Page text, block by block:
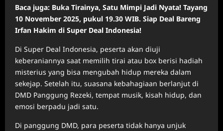
Baca juga: Buka Tirainya, Satu Mimpi Jadi Nyata! Tayang
10 November 2025, pukul 19.30 WIB. Siap Deal Bareng
Irfan Hakim di Super Deal Indonesia!
Di Super Deal Indonesia, peserta akan diuji
keberaniannya saat memilih tirai atau box berisi hadiah
misterius yang bisa mengubah hidup mereka dalam
sekejap. Setelah itu, suasana kebahagiaan berlanjut di
DMD Panggung Rezeki, tempat musik, kisah hidup, dan
emosi berpadu jadi satu.
Di panggung DMD, para peserta tidak hanya unjuk